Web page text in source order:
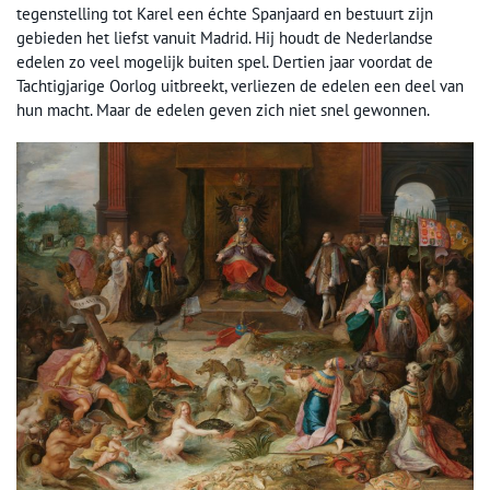
tegenstelling tot Karel een échte Spanjaard en bestuurt zijn
gebieden het liefst vanuit Madrid. Hij houdt de Nederlandse
edelen zo veel mogelijk buiten spel. Dertien jaar voordat de
Tachtigjarige Oorlog uitbreekt, verliezen de edelen een deel van
hun macht. Maar de edelen geven zich niet snel gewonnen.